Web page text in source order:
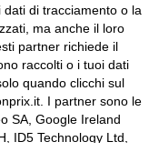
di tracciamento o la
ma anche il loro
partner richiede il
raccolti o i tuoi dati
quando clicchi sul
I partner sono le
SA, Google Ireland
ID5 Technology Ltd,